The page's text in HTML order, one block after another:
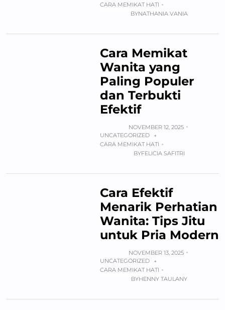
CARA MEMIKAT HATI
BYNATHANIA VANIA
Cara Memikat
Wanita yang
Paling Populer
dan Terbukti
Efektif
NOVEMBER 12, 2025
UNCATEGORIZED
+
CARA MEMIKAT HATI
BYFELICIA SAFITRI
Cara Efektif
Menarik Perhatian
Wanita: Tips Jitu
untuk Pria Modern
NOVEMBER 13, 2025
UNCATEGORIZED
+
CARA MEMIKAT HATI
BYHENNY TAULANY